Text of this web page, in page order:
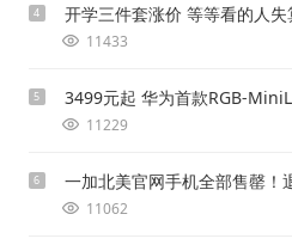
4 开学三件套涨价 等等看的人
11433
5 3499元起 华为首款RGB-
11229
6 一加北美官网手机全部售罄！
11062